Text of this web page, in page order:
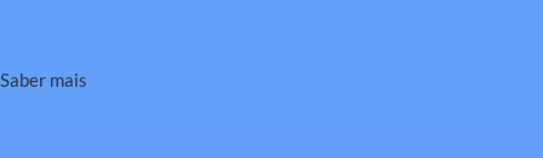
Saber mais